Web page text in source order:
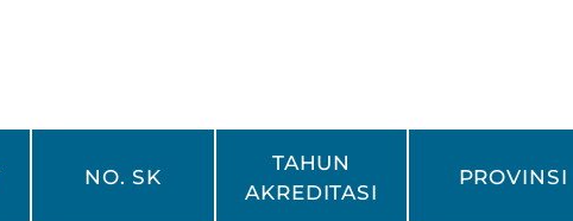
NO. SK
TAHUN
AKREDITASI
PROVINSI